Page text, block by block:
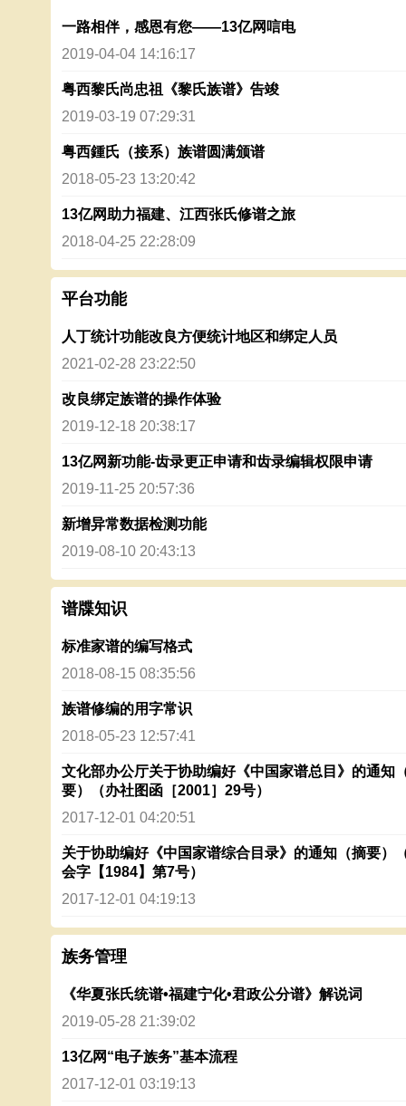
一路相伴，感恩有您——13亿网唁电
2019-04-04 14:16:17
粤西黎氏尚忠祖《黎氏族谱》告竣
2019-03-19 07:29:31
粤西鍾氏（接系）族谱圆满颁谱
2018-05-23 13:20:42
13亿网助力福建、江西张氏修谱之旅
2018-04-25 22:28:09
平台功能
人丁统计功能改良方便统计地区和绑定人员
2021-02-28 23:22:50
改良绑定族谱的操作体验
2019-12-18 20:38:17
13亿网新功能-齿录更正申请和齿录编辑权限申请
2019-11-25 20:57:36
新增异常数据检测功能
2019-08-10 20:43:13
谱牒知识
标准家谱的编写格式
2018-08-15 08:35:56
族谱修编的用字常识
2018-05-23 12:57:41
文化部办公厅关于协助编好《中国家谱总目》的通知
要）（办社图函［2001］29号）
2017-12-01 04:20:51
关于协助编好《中国家谱综合目录》的通知（摘要）
会字【1984】第7号）
2017-12-01 04:19:13
族务管理
《华夏张氏统谱•福建宁化•君政公分谱》解说词
2019-05-28 21:39:02
13亿网“电子族务”基本流程
2017-12-01 03:19:13